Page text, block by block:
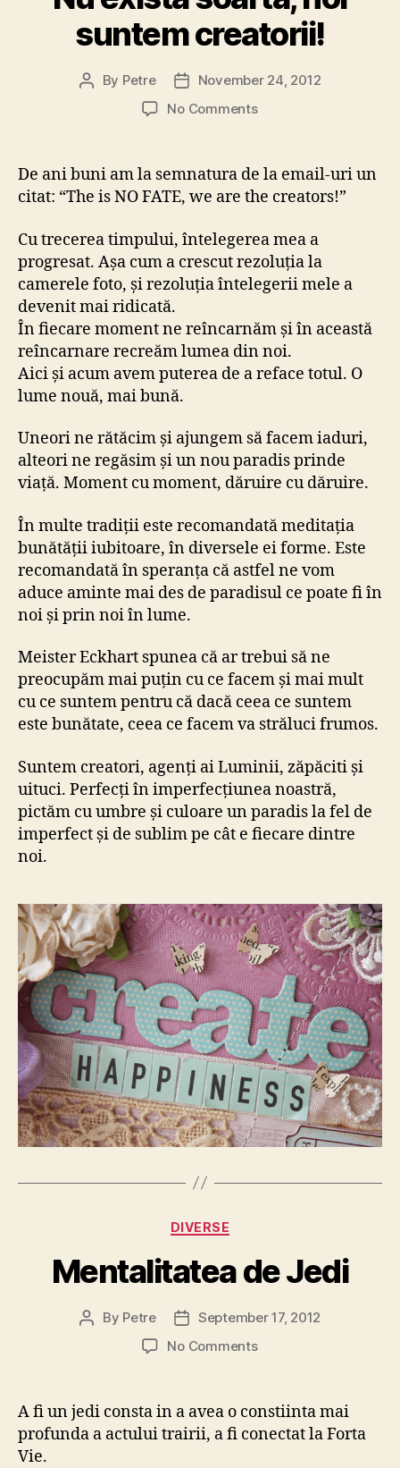
suntem creatorii!
Post
By Petre
Post
date
November 24, 2012
No Commentson
soartă,
suntem
De ani buni am la semnatura de la email-uri un
citat: “The is NO FATE, we are the creators!”
Cu trecerea timpului, întelegerea mea a
progresat. Așa cum a crescut rezoluția la
camerele foto, și rezoluția întelegerii mele a
devenit mai ridicată.
În fiecare moment ne reîncarnăm și în această
reîncarnare recreăm lumea din noi.
Aici și acum avem puterea de a reface totul. O
lume nouă, mai bună.
Uneori ne rătăcim și ajungem să facem iaduri,
alteori ne regăsim și un nou paradis prinde
viață. Moment cu moment, dăruire cu dăruire.
În multe tradiții este recomandată meditația
bunătății iubitoare, în diversele ei forme. Este
recomandată în speranța că astfel ne vom
aduce aminte mai des de paradisul ce poate fi în
noi și prin noi în lume.
Meister Eckhart spunea că ar trebui să ne
preocupăm mai puțin cu ce facem și mai mult
cu ce suntem pentru că dacă ceea ce suntem
este bunătate, ceea ce facem va străluci frumos.
Suntem creatori, agenți ai Luminii, zăpăciti și
uituci. Perfecți în imperfecțiunea noastră,
pictăm cu umbre și culoare un paradis la fel de
imperfect și de sublim pe cât e fiecare dintre
noi.
Categories
DIVERSE
Mentalitatea de Jedi
Post
By Petre
Post
date
September 17, 2012
No Commentson
Jedi
A fi un jedi consta in a avea o constiinta mai
profunda a actului trairii, a fi conectat la Forta
Vie.